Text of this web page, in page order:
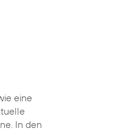
eine
In den